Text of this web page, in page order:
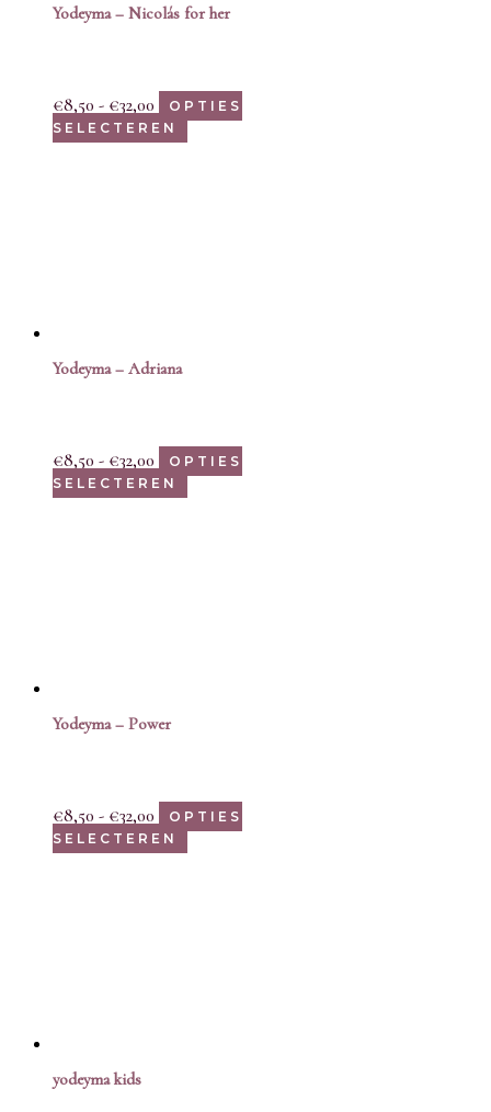
Yodeyma – Nicolás for her
€8,50 - €32,00
OPTIES
SELECTEREN
Yodeyma – Adriana
€8,50 - €32,00
OPTIES
SELECTEREN
Yodeyma – Power
€8,50 - €32,00
OPTIES
SELECTEREN
yodeyma kids